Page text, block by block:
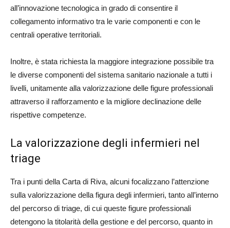
all’innovazione tecnologica in grado di consentire il
collegamento informativo tra le varie componenti e con le
centrali operative territoriali.
Inoltre, è stata richiesta la maggiore integrazione possibile tra
le diverse componenti del sistema sanitario nazionale a tutti i
livelli, unitamente alla valorizzazione delle figure professionali
attraverso il rafforzamento e la migliore declinazione delle
rispettive competenze.
La valorizzazione degli infermieri nel
triage
Tra i punti della Carta di Riva, alcuni focalizzano l’attenzione
sulla valorizzazione della figura degli infermieri, tanto all’interno
del percorso di triage, di cui queste figure professionali
detengono la titolarità della gestione e del percorso, quanto in